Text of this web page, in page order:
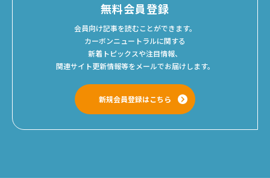
無料会員登録
会員向け記事を読むことができます。
カーボンニュートラルに関する
新着トピックスや注目情報、
関連サイト更新情報等をメールでお届けします。
新規会員登録はこちら